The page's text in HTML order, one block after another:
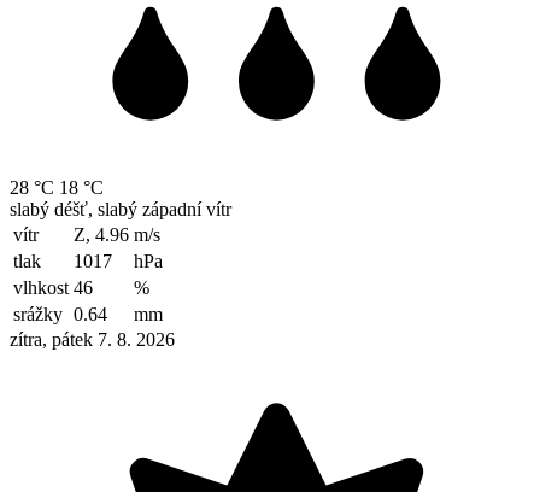
28 °C 18 °C
slabý déšť, slabý západní vítr
vítr
Z, 4.96 m/s
tlak
1017
hPa
vlhkost 46
%
srážky 0.64
mm
zítra, pátek 7. 8. 2026